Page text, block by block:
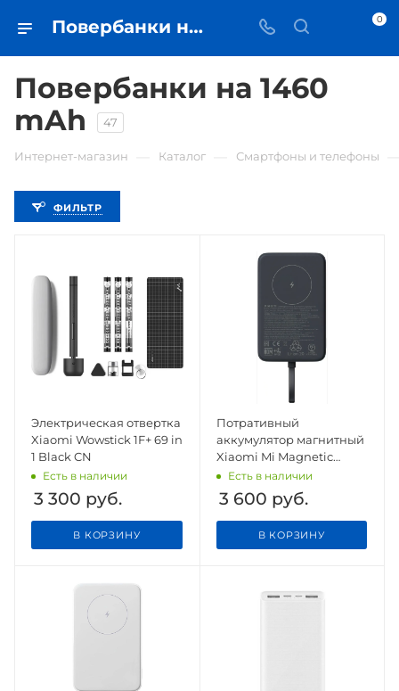
Повербанки на 1460 mAh • купить внешний аккумулятор в Самаре - iЧехол 0
Повербанки на 1460
mAh
47
Интернет-магазин Каталог Смартфоны и телефоны
ФИЛЬТР
Электрическая отвертка
Xiaomi Wowstick 1F+ 69 in
1 Black CN
Есть в наличии
3 300 руб.
В КОРЗИНУ
Потративный
аккумулятор магнитный
Xiaomi Mi Magnetic
Power Bank With Cable
USB-C 10000mAh 33W
(WPB1007MI) Grey
Есть в наличии
3 600 руб.
В КОРЗИНУ